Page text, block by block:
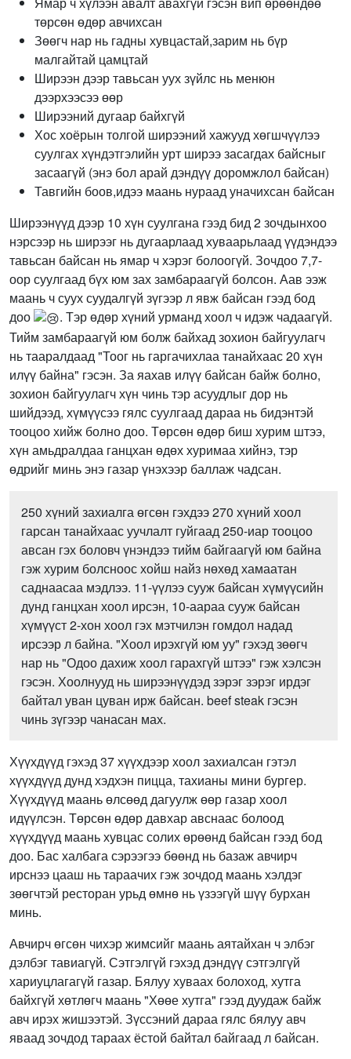
төрсөн өдөр авчихсан
Зөөгч нар нь гадны хувцастай,зарим нь бүр
малгайтай цамцтай
Ширээн дээр тавьсан уух зүйлс нь менюн
дээрхээсээ өөр
Ширээний дугаар байхгүй
Хос хоёрын толгой ширээний хажууд хөгшчүүлээ
суулгах хүндэтгэлийн урт ширээ засагдах байсныг
засаагүй (энэ бол арай дэндүү доромжлол байсан)
Тавгийн боов,идээ маань нураад уначихсан байсан
Ширээнүүд дээр 10 хүн суулгана гээд бид 2 зочдынхоо
нэрсээр нь ширээг нь дугаарлаад хуваарьлаад үүдэндээ
тавьсан байсан нь ямар ч хэрэг болоогүй. Зочдоо 7,7-
оор суулгаад бүх юм зах замбараагүй болсон. Аав ээж
маань ч суух суудалгүй зүгээр л явж байсан гээд бод
доо
. Тэр өдөр хүний урманд хоол ч идэж чадаагүй.
Тийм замбараагүй юм болж байхад зохион байгуулагч
нь тааралдаад "Тоог нь гаргачихлаа танайхаас 20 хүн
илүү байна" гэсэн. За яахав илүү байсан байж болно,
зохион байгуулагч хүн чинь тэр асуудлыг дор нь
шийдээд, хүмүүсээ гялс суулгаад дараа нь бидэнтэй
тооцоо хийж болно доо. Төрсөн өдөр биш хурим штээ,
хүн амьдралдаа ганцхан өдөх хуримаа хийнэ, тэр
өдрийг минь энэ газар үнэхээр баллаж чадсан.
250 хүний захиалга өгсөн гэхдээ 270 хүний хоол
гарсан танайхаас уучлалт гуйгаад 250-иар тооцоо
авсан гэх боловч үнэндээ тийм байгаагүй юм байна
гэж хурим болсноос хойш найз нөхөд хамаатан
саднаасаа мэдлээ. 11-үүлээ сууж байсан хүмүүсийн
дунд ганцхан хоол ирсэн, 10-аараа сууж байсан
хүмүүст 2-хон хоол гэх мэтчилэн гомдол надад
ирсээр л байна. "Хоол ирэхгүй юм уу" гэхэд зөөгч
нар нь "Одоо дахиж хоол гарахгүй штээ" гэж хэлсэн
гэсэн. Хоолнууд нь ширээнүүдэд зэрэг зэрэг ирдэг
байтал уван цуван ирж байсан. beef steak гэсэн
чинь зүгээр чанасан мах.
Хүүхдүүд гэхэд 37 хүүхдээр хоол захиалсан гэтэл
хүүхдүүд дунд хэдхэн пицца, тахианы мини бургер.
Хүүхдүүд маань өлсөөд дагуулж өөр газар хоол
идүүлсэн. Төрсөн өдөр давхар авснаас болоод
хүүхдүүд маань хувцас солих өрөөнд байсан гээд бод
доо. Бас халбага сэрээгээ бөөнд нь базаж авчирч
ирснээ цааш нь тараачих гэж зочдод маань хэлдэг
зөөгчтэй ресторан урьд өмнө нь үзээгүй шүү бурхан
минь.
Авчирч өгсөн чихэр жимсийг маань аятайхан ч элбэг
дэлбэг тавиагүй. Сэтгэлгүй гэхэд дэндүү сэтгэлгүй
хариуцлагагүй газар. Бялуу хуваах болоход, хутга
байхгүй хөтлөгч маань "Хөөе хутга" гээд дуудаж байж
авч ирэх жишээтэй. Зүссэний дараа гялс бялуу авч
яваад зочдод тараах ёстой байтал байгаад л байсан.